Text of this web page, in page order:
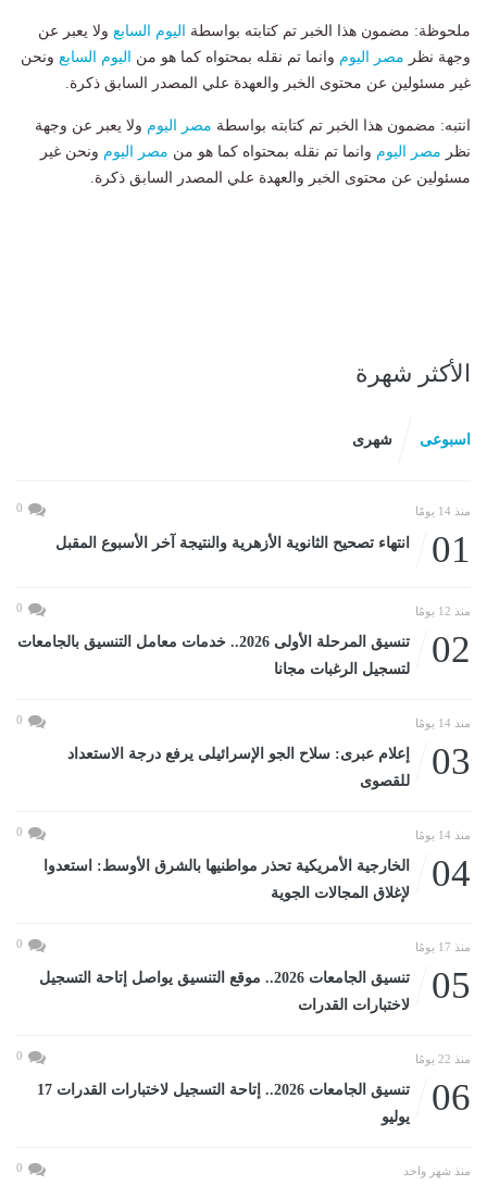
ملحوظة: مضمون هذا الخبر تم كتابته بواسطة اليوم السابع ولا يعبر عن
وجهة نظر مصر اليوم وانما تم نقله بمحتواه كما هو من اليوم السابع ونحن
غير مسئولين عن محتوى الخبر والعهدة علي المصدر السابق ذكرة.
انتبه: مضمون هذا الخبر تم كتابته بواسطة مصر اليوم ولا يعبر عن وجهة
نظر مصر اليوم وانما تم نقله بمحتواه كما هو من مصر اليوم ونحن غير
مسئولين عن محتوى الخبر والعهدة علي المصدر السابق ذكرة.
الأكثر شهرة
اسبوعى شهرى
منذ 14 يومًا 0
01 انتهاء تصحيح الثانوية الأزهرية والنتيجة آخر الأسبوع المقبل
منذ 12 يومًا 0
02
تنسيق المرحلة الأولى 2026.. خدمات معامل التنسيق بالجامعات
لتسجيل الرغبات مجانا
منذ 14 يومًا 0
03
إعلام عبرى: سلاح الجو الإسرائيلى يرفع درجة الاستعداد
للقصوى
منذ 14 يومًا 0
04
الخارجية الأمريكية تحذر مواطنيها بالشرق الأوسط: استعدوا
لإغلاق المجالات الجوية
منذ 17 يومًا 0
05
تنسيق الجامعات 2026.. موقع التنسيق يواصل إتاحة التسجيل
لاختبارات القدرات
منذ 22 يومًا 0
06
تنسيق الجامعات 2026.. إتاحة التسجيل لاختبارات القدرات 17
يوليو
منذ شهر واحد 0